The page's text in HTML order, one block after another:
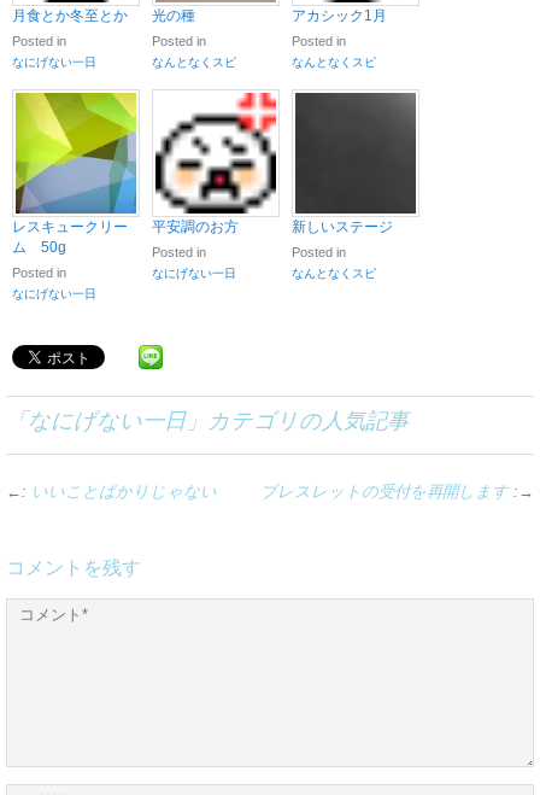
月食とか冬至とか
Posted in
なにげない一日
光の種
Posted in
なんとなくスピ
アカシック1月
Posted in
なんとなくスピ
レスキュークリー
ム 50g
Posted in
なにげない一日
平安調のお方
Posted in
なにげない一日
新しいステージ
Posted in
なんとなくスピ
「なにげない一日」カテゴリの人気記事
←: いいことばかりじゃない ブレスレットの受付を再開します:→
コメントを残す